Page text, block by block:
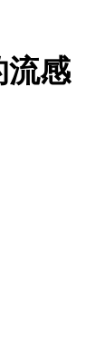
流感